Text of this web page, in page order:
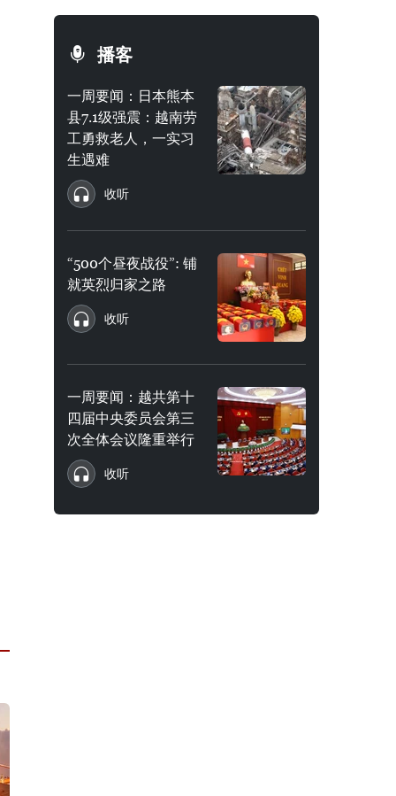
播客
一周要闻：日本熊本
县7.1级强震：越南劳
工勇救老人，一实习
生遇难
收听
“500个昼夜战役”: 铺
就英烈归家之路
收听
一周要闻：越共第十
四届中央委员会第三
次全体会议隆重举行
收听